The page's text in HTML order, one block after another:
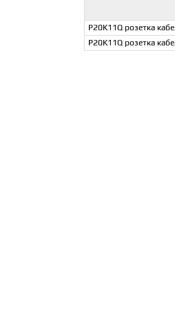
P20K11Q розетка
P20K11Q розетка